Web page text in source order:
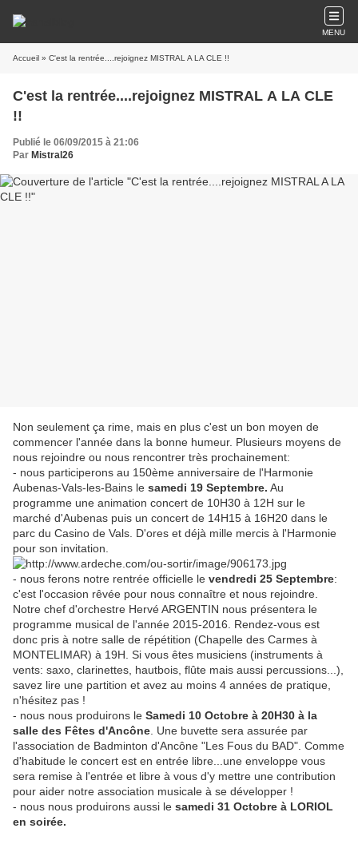
MENU
Accueil » C'est la rentrée....rejoignez MISTRAL A LA CLE !!
C'est la rentrée....rejoignez MISTRAL A LA CLE
!!
Publié le 06/09/2015 à 21:06
Par Mistral26
Non seulement ça rime, mais en plus c'est un bon moyen de
commencer l'année dans la bonne humeur. Plusieurs moyens de
nous rejoindre ou nous rencontrer très prochainement:
- nous participerons au 150ème anniversaire de l'Harmonie
Aubenas-Vals-les-Bains le samedi 19 Septembre. Au
programme une animation concert de 10H30 à 12H sur le
marché d'Aubenas puis un concert de 14H15 à 16H20 dans le
parc du Casino de Vals. D'ores et déjà mille mercis à l'Harmonie
pour son invitation.
- nous ferons notre rentrée officielle le vendredi 25 Septembre:
c'est l'occasion rêvée pour nous connaître et nous rejoindre.
Notre chef d'orchestre Hervé ARGENTIN nous présentera le
programme musical de l'année 2015-2016. Rendez-vous est
donc pris à notre salle de répétition (Chapelle des Carmes à
MONTELIMAR) à 19H. Si vous êtes musiciens (instruments à
vents: saxo, clarinettes, hautbois, flûte mais aussi percussions...),
savez lire une partition et avez au moins 4 années de pratique,
n'hésitez pas !
- nous nous produirons le Samedi 10 Octobre à 20H30 à la
salle des Fêtes d'Ancône . Une buvette sera assurée par
l'association de Badminton d'Ancône "Les Fous du BAD". Comme
d'habitude le concert est en entrée libre...une enveloppe vous
sera remise à l'entrée et libre à vous d'y mettre une contribution
pour aider notre association musicale à se développer !
- nous nous produirons aussi le samedi 31 Octobre à LORIOL
en soirée.